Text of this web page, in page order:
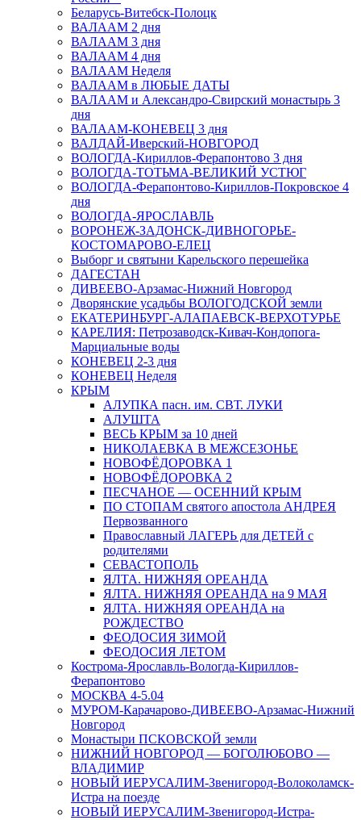
Беларусь-Витебск-Полоцк
ВАЛААМ 2 дня
ВАЛААМ 3 дня
ВАЛААМ 4 дня
ВАЛААМ Неделя
ВАЛААМ в ЛЮБЫЕ ДАТЫ
ВАЛААМ и Александро-Свирский монастырь 3
дня
ВАЛААМ-КОНЕВЕЦ 3 дня
ВАЛДАЙ-Иверский-НОВГОРОД
ВОЛОГДА-Кириллов-Ферапонтово 3 дня
ВОЛОГДА-ТОТЬМА-ВЕЛИКИЙ УСТЮГ
ВОЛОГДА-Ферапонтово-Кириллов-Покровское 4
дня
ВОЛОГДА-ЯРОСЛАВЛЬ
ВОРОНЕЖ-ЗАДОНСК-ДИВНОГОРЬЕ-
КОСТОМАРОВО-ЕЛЕЦ
Выборг и святыни Карельского перешейка
ДАГЕСТАН
ДИВЕЕВО-Арзамас-Нижний Новгород
Дворянские усадьбы ВОЛОГОДСКОЙ земли
ЕКАТЕРИНБУРГ-АЛАПАЕВСК-ВЕРХОТУРЬЕ
КАРЕЛИЯ: Петрозаводск-Кивач-Кондопога-
Марциальные воды
КОНЕВЕЦ 2-3 дня
КОНЕВЕЦ Неделя
КРЫМ
АЛУПКА пасн. им. СВТ. ЛУКИ
АЛУШТА
ВЕСЬ КРЫМ за 10 дней
НИКОЛАЕВКА В МЕЖСЕЗОНЬЕ
НОВОФЁДОРОВКА 1
НОВОФЁДОРОВКА 2
ПЕСЧАНОЕ — ОСЕННИЙ КРЫМ
ПО СТОПАМ святого апостола АНДРЕЯ
Первозванного
Православный ЛАГЕРЬ для ДЕТЕЙ с
родителями
СЕВАСТОПОЛЬ
ЯЛТА. НИЖНЯЯ ОРЕАНДА
ЯЛТА. НИЖНЯЯ ОРЕАНДА на 9 МАЯ
ЯЛТА. НИЖНЯЯ ОРЕАНДА на
РОЖДЕСТВО
ФЕОДОСИЯ ЗИМОЙ
ФЕОДОСИЯ ЛЕТОМ
Кострома-Ярославль-Вологда-Кириллов-
Ферапонтово
МОСКВА 4-5.04
МУРОМ-Карачарово-ДИВЕЕВО-Арзамас-Нижний
Новгород
Монастыри ПСКОВСКОЙ земли
НИЖНИЙ НОВГОРОД — БОГОЛЮБОВО —
ВЛАДИМИР
НОВЫЙ ИЕРУСАЛИМ-Звенигород-Волоколамск-
Истра на поезде
НОВЫЙ ИЕРУСАЛИМ-Звенигород-Истра-